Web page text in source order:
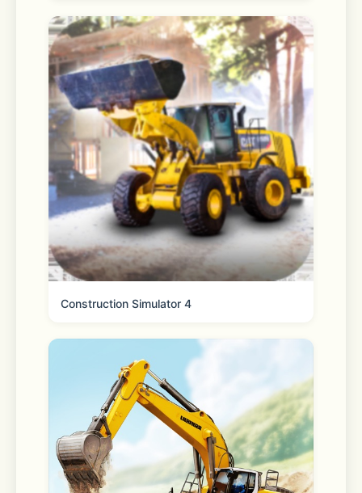
   每个场景都可以烹饪菜肴，需要你收集
不同的食材进行烹饪，当你生存的越久更
需要烹饪菜肴来提高自身的健康度。
Construction Simulator 4